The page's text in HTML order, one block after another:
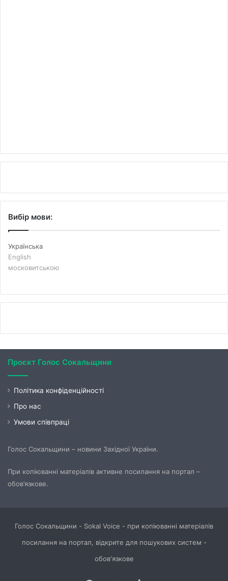
Вибір мови:
Українська
English
московитською
Проєкт Голос Сокальщини
Політика конфіденційності
Про нас
Умови співпраці
Голос Сокальщини – новини Західної України.
При копіюванні матеріалів активне посилання на портал –
обов’язкове.
Голос Сокальщини - Sokal Voice - при копіюванні матеріалів
посилання на портал, відкрите для пошукових систем -
обов'язкове